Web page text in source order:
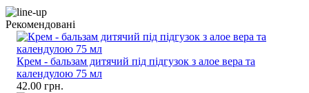
Рекомендовані
Крем - бальзам дитячий під підгузок з алое вера та
календулою 75 мл
42.00 грн.